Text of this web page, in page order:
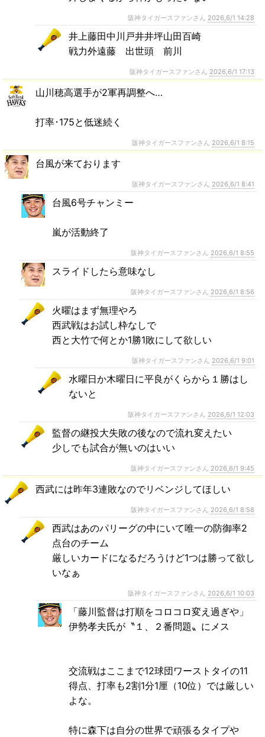
阪神タイガースファンさん 2026,6/1 14:28
井上藤田中川戸井井坪山田百崎
戦力外遠藤 出世頭 前川
阪神タイガースファンさん 2026,6/1 17:13
山川穂高選手が2軍再調整へ…
打率･175と低迷続く
阪神タイガースファンさん 2026,6/1 8:15
台風が来ております
阪神タイガースファンさん 2026,6/1 8:41
台風6号チャンミー
嵐が活動終了
阪神タイガースファンさん 2026,6/1 8:55
スライドしたら意味なし
阪神タイガースファンさん 2026,6/1 8:56
火曜はまず無理やろ
西武戦はお試し枠なしで
西と大竹で何とか1勝1敗にして欲しい
阪神タイガースファンさん 2026,6/1 9:01
水曜日か木曜日に平良がくらから１勝はし
ないと
阪神タイガースファンさん 2026,6/1 12:03
監督の継投大失敗の後なので流れ変えたい
少しでも試合が無いのはいい
阪神タイガースファンさん 2026,6/1 9:45
西武には昨年3連敗なのでリベンジしてほしい
阪神タイガースファンさん 2026,6/1 8:58
西武はあのパリーグの中にいて唯一の防御率2
点台のチーム
厳しいカードになるだろうけど1つは勝って欲し
いなぁ
阪神タイガースファンさん 2026,6/1 10:03
「藤川監督は打順をコロコロ変え過ぎや」
伊勢孝夫氏が〝１、２番問題〟にメス
交流戦はここまで12球団ワーストタイの11
得点、打率も2割1分1厘（10位）では厳しい
よな。
特に森下は自分の世界で頑張るタイプや